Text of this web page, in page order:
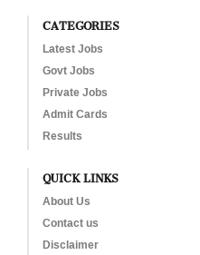
CATEGORIES
Latest Jobs
Govt Jobs
Private Jobs
Admit Cards
Results
QUICK LINKS
About Us
Contact us
Disclaimer